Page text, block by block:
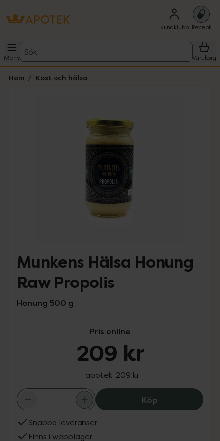
Kundklubb Recept
Meny
Sök
Varukorg
Hem Kost och hälsa
Munkens Hälsa Honung
Raw Propolis
Honung 500 g
Pris online
209 kr
I apotek: 209 kr
KöpMunkens Hälsa
Snabba leveranser
Finns i webblager